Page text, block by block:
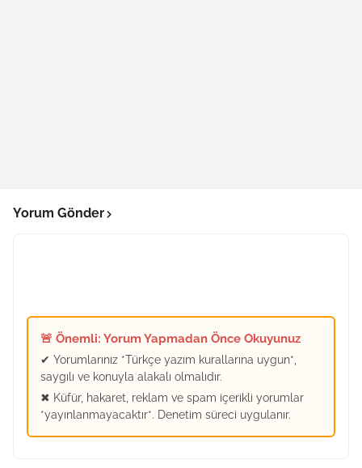
Yorum Gönder
🚨 Önemli: Yorum Yapmadan Önce Okuyunuz
✔ Yorumlarınız *Türkçe yazım kurallarına uygun*,
saygılı ve konuyla alakalı olmalıdır.
✖ Küfür, hakaret, reklam ve spam içerikli yorumlar
*yayınlanmayacaktır*. Denetim süreci uygulanır.